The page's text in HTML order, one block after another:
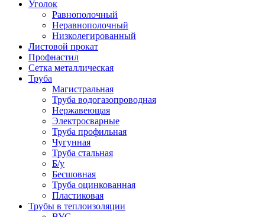
Уголок
Равнополочный
Неравнополочный
Низколегированный
Листовой прокат
Профнастил
Сетка металлическая
Труба
Магистральная
Труба водогазопроводная
Нержавеющая
Электросварные
Труба профильная
Чугунная
Труба стальная
Б/у
Бесшовная
Труба оцинкованная
Пластиковая
Трубы в теплоизоляции